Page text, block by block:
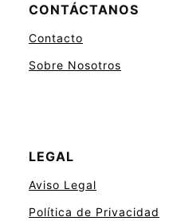
CONTÁCTANOS
Contacto
Sobre Nosotros
LEGAL
Aviso Legal
Política de Privacidad